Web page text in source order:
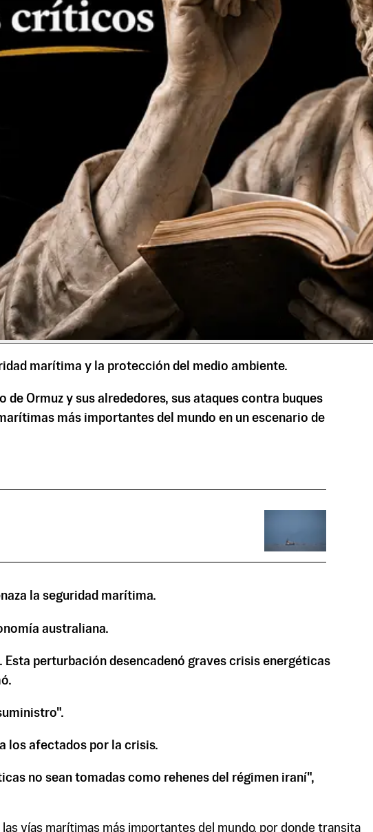
marítima y la protección del medio ambiente.
Ormuz y sus alrededores, sus ataques contra buques
más importantes del mundo en un escenario de
la seguridad marítima.
australiana.
perturbación desencadenó graves crisis energéticas
los afectados por la crisis.
no sean tomadas como rehenes del régimen iraní",
vías marítimas más importantes del mundo, por donde transita